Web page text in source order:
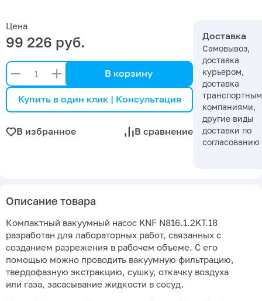
Цена
99 226 руб.
В корзину
Купить в один клик | Консультация
В избранное В сравнение
Доставка
Самовывоз,
доставка
курьером,
доставка
компаниями,
другие виды
доставки по
согласованию
Описание товара
Компактный вакуумный насос KNF N816.1.2KT.18
разработан для лабораторных работ, связанных с
созданием разрежения в рабочем объеме. С его
помощью можно проводить вакуумную фильтрацию,
твердофазную экстракцию, сушку, откачку воздуха
или газа, засасывание жидкости в сосуд.